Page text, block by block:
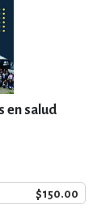
en salud
$150.00